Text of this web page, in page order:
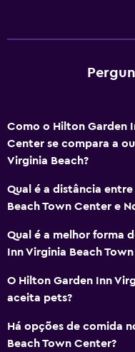
Como o Hilton Garden
Center se compara a
Virginia Beach?
Qual é a distância
Beach Town Center e
Qual é a melhor forma
Inn Virginia Beach
O Hilton Garden Inn
aceita pets?
Há opções de comida
Beach Town Center?